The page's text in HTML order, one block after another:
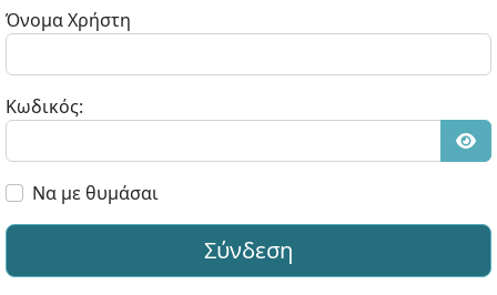
Όνομα Χρήστη
Κωδικός:
Να με θυμάσαι
Σύνδεση